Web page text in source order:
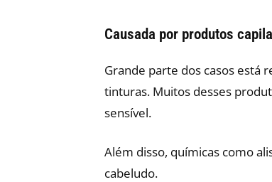
Causada por produtos
Grande parte dos casos está
tinturas. Muitos desses
sensível.
Além disso, químicas como
cabeludo.